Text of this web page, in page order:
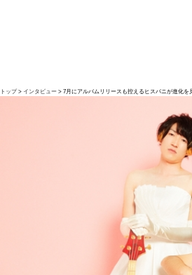
トップ インタビュー 7月にアルバムリリースも控えるヒスパニが進化を